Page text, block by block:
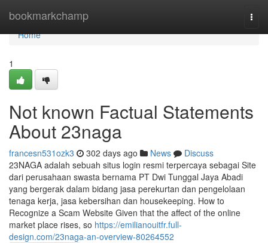
bookmarkchamp
Home
Home
1
Not known Factual Statements
About 23naga
francesn531ozk3 302 days ago News
Discuss
23NAGA adalah sebuah situs login resmi terpercaya sebagai Site
dari perusahaan swasta bernama PT Dwi Tunggal Jaya Abadi
yang bergerak dalam bidang jasa perekurtan dan pengelolaan
tenaga kerja, jasa kebersihan dan housekeeping. How to
Recognize a Scam Website Given that the affect of the online
market place rises, so https://emilianouitfr.full-
design.com/23naga-an-overview-80264552